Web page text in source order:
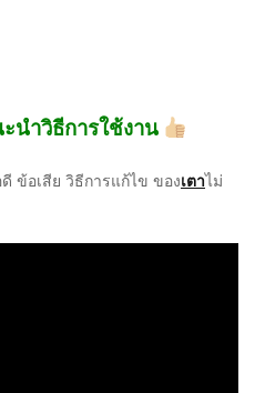
นำวิธีการใช้งาน
ข้อเสีย วิธีการแก้ไข ของเตาไม่